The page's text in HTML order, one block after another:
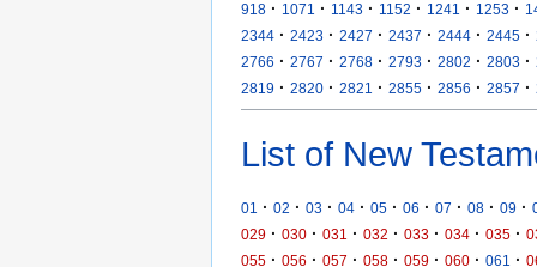
918 · 1071 · 1143 · 1152 · 1241 · 1253 ·
2344 · 2423 · 2427 · 2437 · 2444 · 2445 ·
2766 · 2767 · 2768 · 2793 · 2802 · 2803 ·
2819 · 2820 · 2821 · 2855 · 2856 · 2857 ·
List of New
01 · 02 · 03 · 04 · 05 · 06 · 07 · 08 · 09 ·
029 · 030 · 031 · 032 · 033 · 034 · 035 ·
055 · 056 · 057 · 058 · 059 · 060 · 061 ·